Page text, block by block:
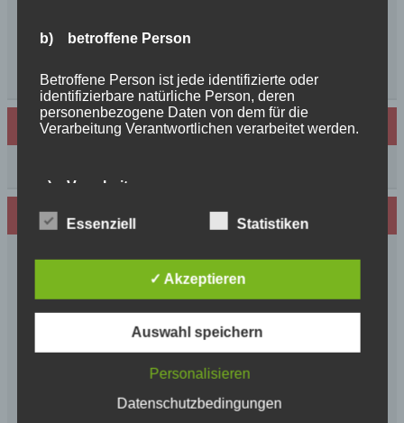
Unsere schöne BenBenkinder schicken
++News++News++News++
Archiv
Wir sind Mitglied in folgenden Verbänden:
b) betroffene Person
Betroffene Person ist jede identifizierte oder
identifizierbare natürliche Person, deren
personenbezogene Daten von dem für die
Verarbeitung Verantwortlichen verarbeitet werden.
c) Verarbeitung
Verarbeitung ist jeder mit oder ohne Hilfe
oder jede solche Vorgangsreihe im
Zusammenhang mit personenbezogenen Daten
wie das Erheben, das Erfassen, die Organisation,
Veränderung, das Auslesen, das Abfragen, die
Verwendung, die Offenlegung durch Übermittlung,
Verbreitung oder eine andere Form der
Bereitstellung, den Abgleich oder die Verknüpfung,
Vernichtung.
Essenziell Statistiken
✓ Akzeptieren
Auswahl speichern
Personalisieren
Datenschutzbedingungen